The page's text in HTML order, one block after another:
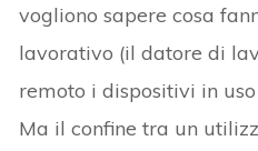
vogliono sapere cosa
lavorativo (il datore di
remoto i dispositivi in
Ma il confine tra un